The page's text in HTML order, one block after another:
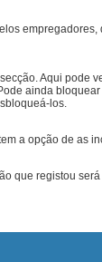
Aqui pode
ainda
los.
a opção de as
que registou